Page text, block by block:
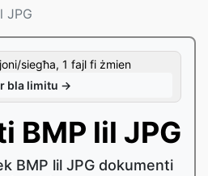
JPG
siegħa, 1 fajl fi żmien
bla limitu →
BMP lil JPG
BMP lil JPG dokumenti